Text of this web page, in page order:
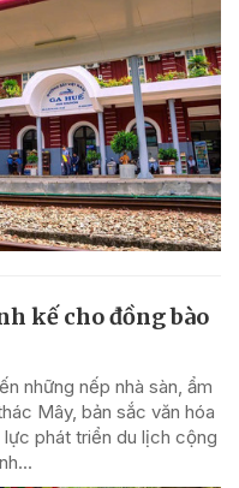
kế cho đồng bào
những nếp nhà sàn, ẩm
Mây, bản sắc văn hóa
phát triển du lịch cộng